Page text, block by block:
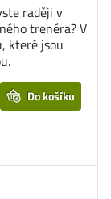
raději v
trenéra? V
které jsou
Do košíku